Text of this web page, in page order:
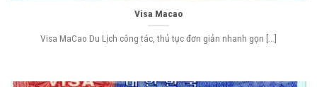
Visa Macao
Visa MaCao Du Lịch công tác, thủ tục đơn giản nhanh gọn [...]